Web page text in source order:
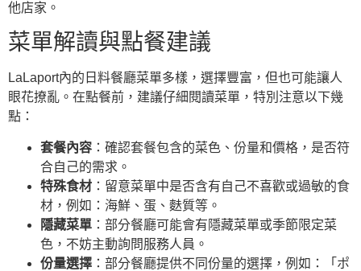
他店家。
菜單解讀與點餐建議
LaLaport內的日料餐廳菜單多樣，選擇豐富，但也可能讓人
眼花撩亂。在點餐前，建議仔細閱讀菜單，特別注意以下幾
點：
套餐內容 ：確認套餐包含的菜色、份量和價格，是否符
合自己的需求。
特殊食材 ：留意菜單中是否含有自己不喜歡或過敏的食
材，例如：海鮮、蛋、麩質等。
隱藏菜單 ：部分餐廳可能會有隱藏菜單或季節限定菜
色，不妨主動詢問服務人員。
份量選擇 ：部分餐廳提供不同份量的選擇，例如：「ポ